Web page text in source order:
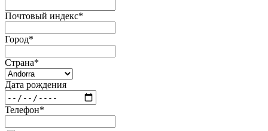
Почтовый индекс*
Город*
Страна*
Дата рождения
Телефон*